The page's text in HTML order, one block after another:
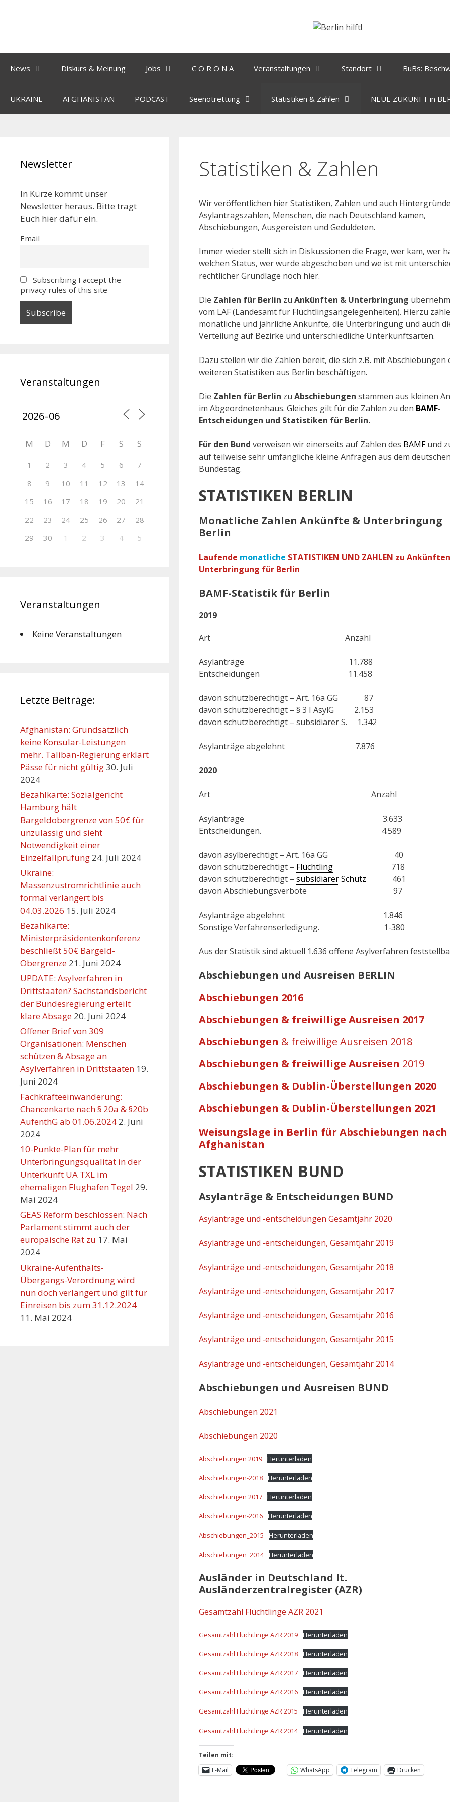
News Diskurs & Meinung Jobs C O R O N A Veranstaltungen Standort BuBs:
UKRAINE AFGHANISTAN PODCAST Seenotrettung Statistiken & Zahlen NEUE ZUKUNFT in
Statistiken & Zahlen
Wir veröffentlichen hier Statistiken, Zahlen und auch
Asylantragszahlen, Menschen, die nach Deutschland kamen,
Abschiebungen, Ausgereisten und Geduldeten.
Immer wieder stellt sich in Diskussionen die Frage, wer kam, wer
welchen Status, wer wurde abgeschoben und we ist mit
rechtlicher Grundlage noch hier.
Die Zahlen für Berlin zu Ankünften & Unterbringung
vom LAF (Landesamt für Flüchtlingsangelegenheiten). Hierzu
monatliche und jährliche Ankünfte, die Unterbringung und auch
Verteilung auf Bezirke und unterschiedliche Unterkunftsarten.
Dazu stellen wir die Zahlen bereit, die sich z.B. mit Abschiebungen
weiteren Statistiken aus Berlin beschäftigen.
Die Zahlen für Berlin zu Abschiebungen stammen aus kleinen
im Abgeordnetenhaus. Gleiches gilt für die Zahlen zu den BAMF-
Entscheidungen und Statistiken für Berlin.
Für den Bund verweisen wir einerseits auf Zahlen des BAMFund
auf teilweise sehr umfängliche kleine Anfragen aus dem
Bundestag.
STATISTIKEN BERLIN
Monatliche Zahlen Ankünfte & Unterbringung
Berlin
Laufende monatliche STATISTIKEN UND ZAHLEN zu
Unterbringung für Berlin
BAMF-Statistik für Berlin
2019
Art Anzahl
Asylanträge 11.788
Entscheidungen 11.458
davon schutzberechtigt – Art. 16a GG 87
davon schutzberechtigt – § 3 I AsylG 2.153
davon schutzberechtigt – subsidiärer S. 1.342
Asylanträge abgelehnt 7.876
2020
Art Anzahl
Asylanträge 3.633
Entscheidungen. 4.589
davon asylberechtigt – Art. 16a GG 40
davon schutzberechtigt – Flüchtling 718
davon schutzberechtigt – subsidiärer Schutz 461
davon Abschiebungsverbote 97
Asylanträge abgelehnt 1.846
Sonstige Verfahrenserledigung. 1-380
Aus der Statistik sind aktuell 1.636 offene Asylverfahren
Abschiebungen und Ausreisen BERLIN
Abschiebungen 2016
Abschiebungen & freiwillige Ausreisen 2017
Abschiebungen & freiwillige Ausreisen 2018
Abschiebungen & freiwillige Ausreisen 2019
Abschiebungen & Dublin-Überstellungen 2020
Abschiebungen & Dublin-Überstellungen 2021
Weisungslage in Berlin für Abschiebungen nach
Afghanistan
STATISTIKEN BUND
Asylanträge & Entscheidungen BUND
Asylanträge und -entscheidungen Gesamtjahr 2020
Asylanträge und ‑entscheidungen, Gesamtjahr 2019
Asylanträge und ‑entscheidungen, Gesamtjahr 2018
Asylanträge und ‑entscheidungen, Gesamtjahr 2017
Asylanträge und ‑entscheidungen, Gesamtjahr 2016
Asylanträge und ‑entscheidungen, Gesamtjahr 2015
Asylanträge und ‑entscheidungen, Gesamtjahr 2014
Abschiebungen und Ausreisen BUND
Abschiebungen 2021
Abschiebungen 2020
Abschiebungen 2019 Herunterladen
Abschiebungen-2018 Herunterladen
Abschiebungen 2017 Herunterladen
Abschiebungen-2016 Herunterladen
Abschiebungen_2015 Herunterladen
Abschiebungen_2014 Herunterladen
Ausländer in Deutschland lt.
Ausländerzentralregister (AZR)
Gesamtzahl Flüchtlinge AZR 2021
Gesamtzahl Flüchtlinge AZR 2019 Herunterladen
Gesamtzahl Flüchtlinge AZR 2018 Herunterladen
Gesamtzahl Flüchtlinge AZR 2017 Herunterladen
Gesamtzahl Flüchtlinge AZR 2016 Herunterladen
Gesamtzahl Flüchtlinge AZR 2015 Herunterladen
Gesamtzahl Flüchtlinge AZR 2014 Herunterladen
Teilen mit:
E-Mail
WhatsApp Telegram Drucken
Newsletter
In Kürze kommt unser
Newsletter heraus. Bitte tragt
Euch hier dafür ein.
Email
Subscribing I accept the
privacy rules of this site
Veranstaltungen
M D M D F S S
1 2 3 4 5 6
7
8
9 10 11 12 13
14
15
16 17 18 19 20
21
22
23 24 25 26 27
28
29
30 1 2 3 4 5
Veranstaltungen
Keine Veranstaltungen
Letzte Beiträge:
Afghanistan: Grundsätzlich
keine Konsular-Leistungen
mehr. Taliban-Regierung erklärt
Pässe für nicht gültig30. Juli
2024
Bezahlkarte: Sozialgericht
Hamburg hält
Bargeldobergrenze von 50€ für
unzulässig und sieht
Notwendigkeit einer
Einzelfallprüfung 24. Juli 2024
Ukraine:
Massenzustromrichtlinie auch
formal verlängert bis
04.03.2026 15. Juli 2024
Bezahlkarte:
Ministerpräsidentenkonferenz
beschließt 50€ Bargeld-
Obergrenze 21. Juni 2024
UPDATE: Asylverfahren in
Drittstaaten? Sachstandsbericht
der Bundesregierung erteilt
klare Absage 20. Juni 2024
Offener Brief von 309
Organisationen: Menschen
schützen & Absage an
Asylverfahren in Drittstaaten 19.
Juni 2024
Fachkräfteeinwanderung:
Chancenkarte nach § 20a & §20b
AufenthG ab 01.06.2024 2. Juni
2024
10-Punkte-Plan für mehr
Unterbringungsqualität in der
Unterkunft UA TXL im
ehemaligen Flughafen Tegel 29.
Mai 2024
GEAS Reform beschlossen: Nach
Parlament stimmt auch der
europäische Rat zu 17. Mai
2024
Ukraine-Aufenthalts-
Übergangs-Verordnung wird
nun doch verlängert und gilt für
Einreisen bis zum 31.12.2024
11. Mai 2024